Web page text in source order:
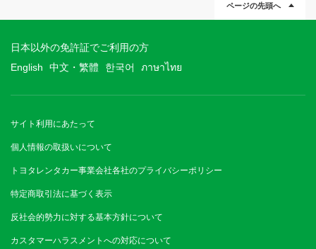
ページの先頭へ
日本以外の免許証でご利用の方
English
中文・繁體 한국어 ภาษาไทย
サイト利用にあたって
個人情報の取扱いについて
トヨタレンタカー事業会社各社のプライバシーポリシー
特定商取引法に基づく表示
反社会的勢力に対する基本方針について
カスタマーハラスメントへの対応について